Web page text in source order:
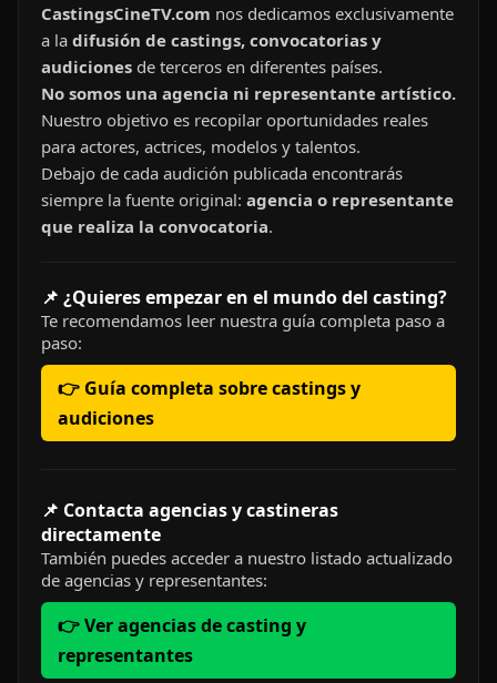
CastingsCineTV.com nos dedicamos exclusivamente
a la difusión de castings, convocatorias y
audiciones de terceros en diferentes países.
No somos una agencia ni representante artístico.
Nuestro objetivo es recopilar oportunidades reales
para actores, actrices, modelos y talentos.
Debajo de cada audición publicada encontrarás
siempre la fuente original: agencia o representante
que realiza la convocatoria.
📌 ¿Quieres empezar en el mundo del casting?
Te recomendamos leer nuestra guía completa paso a
paso:
👉 Guía completa sobre castings y
audiciones
📌 Contacta agencias y castineras
directamente
También puedes acceder a nuestro listado actualizado
de agencias y representantes:
👉 Ver agencias de casting y
representantes